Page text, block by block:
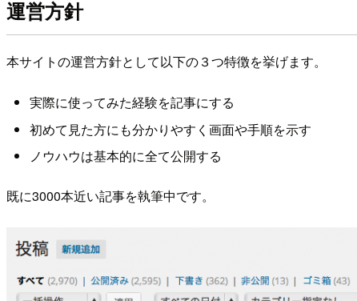
運営方針
本サイトの運営方針として以下の３つ特徴を挙げます。
実際に使ってみた経験を記事にする
初めて見た方にも分かりやすく画面や手順を示す
ノウハウは基本的に全て公開する
既に3000本近い記事を執筆中です。